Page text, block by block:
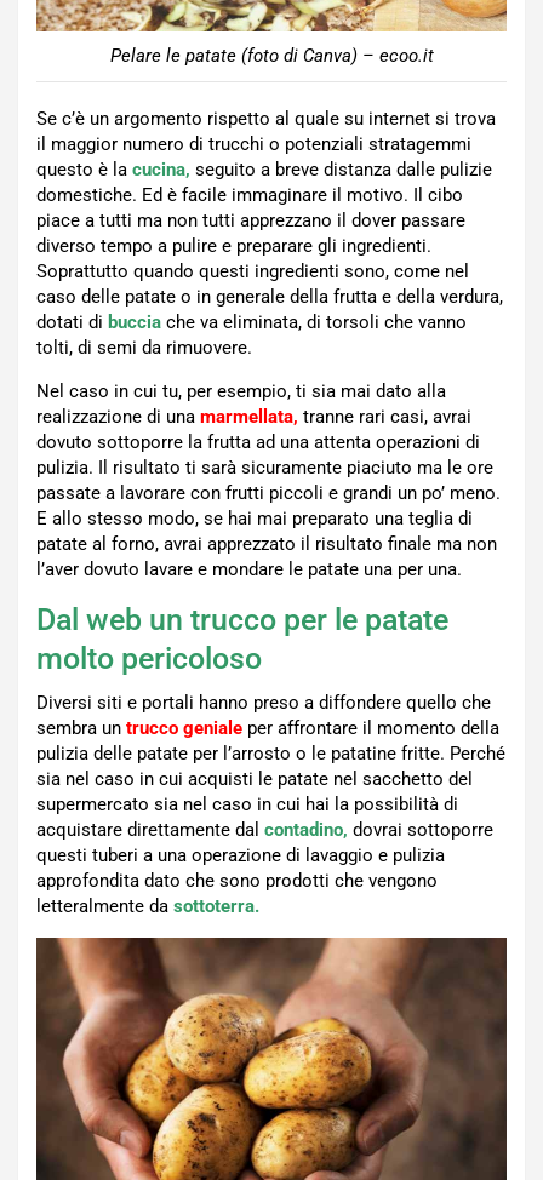
Pelare le patate (foto di Canva) – ecoo.it
Se c’è un argomento rispetto al quale su internet si trova
il maggior numero di trucchi o potenziali stratagemmi
questo è la cucina, seguito a breve distanza dalle pulizie
domestiche. Ed è facile immaginare il motivo. Il cibo
piace a tutti ma non tutti apprezzano il dover passare
diverso tempo a pulire e preparare gli ingredienti.
Soprattutto quando questi ingredienti sono, come nel
caso delle patate o in generale della frutta e della verdura,
dotati di buccia che va eliminata, di torsoli che vanno
tolti, di semi da rimuovere.
Nel caso in cui tu, per esempio, ti sia mai dato alla
realizzazione di una marmellata, tranne rari casi, avrai
dovuto sottoporre la frutta ad una attenta operazioni di
pulizia. Il risultato ti sarà sicuramente piaciuto ma le ore
passate a lavorare con frutti piccoli e grandi un po’ meno.
E allo stesso modo, se hai mai preparato una teglia di
patate al forno, avrai apprezzato il risultato finale ma non
l’aver dovuto lavare e mondare le patate una per una.
Dal web un trucco per le patate
molto pericoloso
Diversi siti e portali hanno preso a diffondere quello che
sembra un trucco geniale per affrontare il momento della
pulizia delle patate per l’arrosto o le patatine fritte. Perché
sia nel caso in cui acquisti le patate nel sacchetto del
supermercato sia nel caso in cui hai la possibilità di
acquistare direttamente dal contadino, dovrai sottoporre
questi tuberi a una operazione di lavaggio e pulizia
approfondita dato che sono prodotti che vengono
letteralmente da sottoterra.